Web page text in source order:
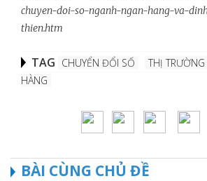
chuyen-doi-so-nganh-ngan-hang-va-
thien.htm
TAG CHUYỂN ĐỔI SỐ
THỊ
HÀNG
BÀI CÙNG CHỦ ĐỀ